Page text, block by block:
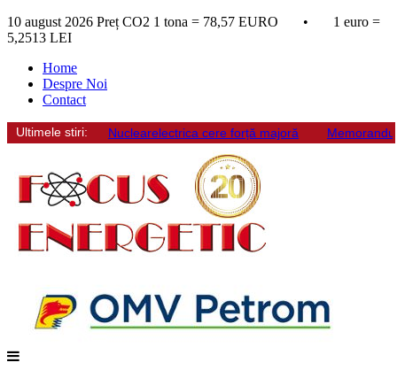
10 august 2026 Preț CO2 1 tona = 78,57 EURO • 1 euro =
5,2513 LEI
Home
Despre Noi
Contact
Ultimele stiri: Nuclearelectrica cere forță majoră